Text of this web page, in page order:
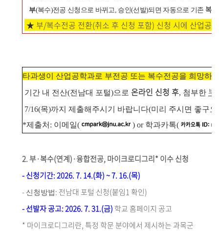
부(복수)전공 신청으로 바뀌고, 승인(선발)되면 자동으로 기존복수
★ 부/복수전공 전환(취소 후 신청 포함) 신청 시에 산업공
타과생이 산업공학과로 부전공 또는 복수전공을 희망하
기간 내 전산(전남대 포털)으로 온라인 신청 후, 첨부한 부
7/16(목)까지 제출해주시기 바랍니다(미리 주시면 좋구
*제출처: 이메일(
) or 학과카톡(
2.부·복수(연계)·융합전공,마이크로디그리* 이수 신청
-신청기간: 2026. 7. 14.(화) ~ 7. 16.(목)
- 신청방법: 전남대 포털 신청(붙임1 확인)
-선발자 공고: 2026. 7. 31.(금) 학교 홈페이지 공고
* 마이크로디그리란, 특정 학문 분야에서 제시하는 과목군